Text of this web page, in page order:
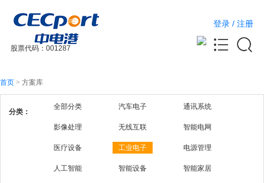
股票代码：001287
登录 / 注册
首页 > 方案库
分类：
全部分类 汽车电子 通讯系统
影像处理 无线互联 智能电网
医疗设备 工业电子 电源管理
人工智能 智能设备 智能家居